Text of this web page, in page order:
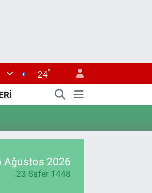
24°
Ağustos 2026
23 Safer 1448